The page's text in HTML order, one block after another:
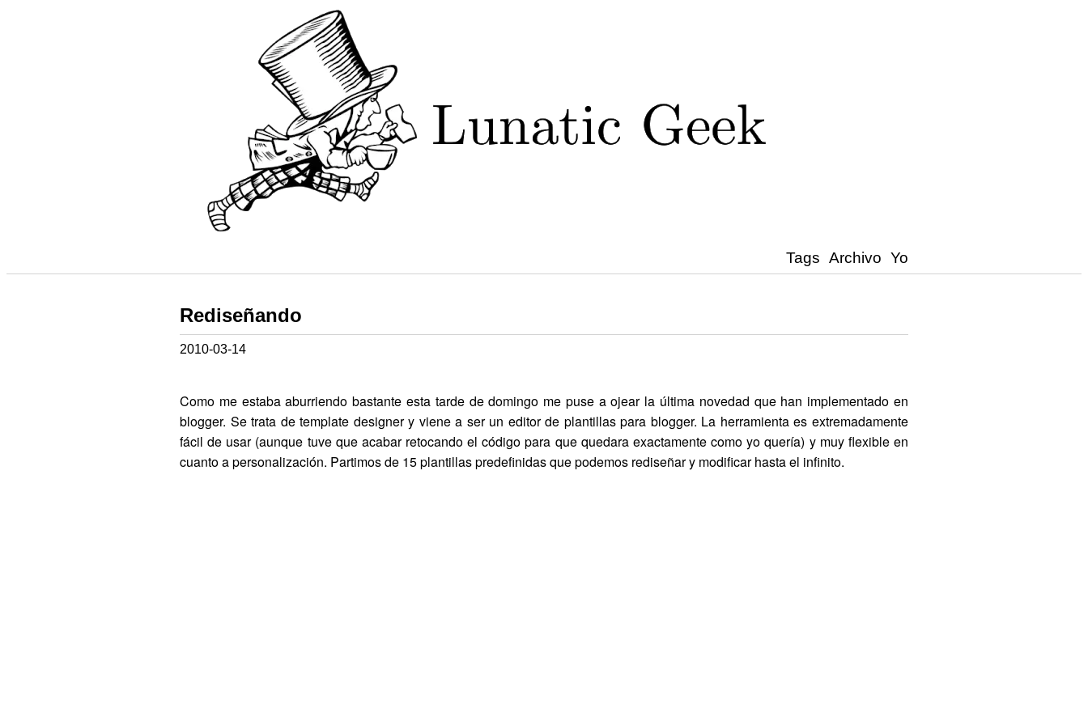
Tags Archivo Yo
Rediseñando
2010-03-14
Como me estaba aburriendo bastante esta tarde de domingo me puse a ojear la última novedad que han implementado en
blogger. Se trata de template designer y viene a ser un editor de plantillas para blogger. La herramienta es extremadamente
fácil de usar (aunque tuve que acabar retocando el código para que quedara exactamente como yo quería) y muy flexible en
cuanto a personalización. Partimos de 15 plantillas predefinidas que podemos rediseñar y modificar hasta el infinito.